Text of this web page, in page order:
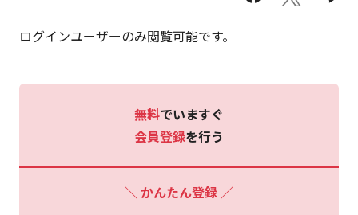
ログインユーザーのみ閲覧可能です。
無料でいますぐ
会員登録を行う
＼ かんたん登録 ／